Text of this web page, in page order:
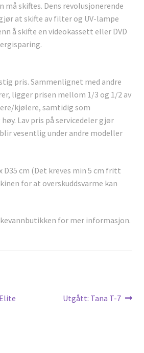
skiftes. Dens revolusjonerende
at skifte av filter og UV-lampe
å skifte en videokassett eller DVD
pris. Sammenlignet med andre
ligger prisen mellom 1/3 og 1/2 av
kjølere, samtidig som
Lav pris på servicedeler gjør
vesentlig under andre modeller
D35 cm (Det kreves min 5 cm fritt
for at overskuddsvarme kan
for mer informasjon.
Neste
Utgått: Tana T-7